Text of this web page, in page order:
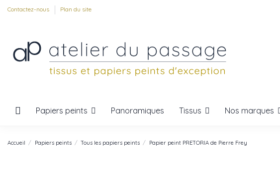
Contactez-nous Plan du site
Papiers peints Panoramiques Tissus Nos marques
Accueil Papiers peints Tous les papiers peints Papier peint PRETORIA de Pierre Frey